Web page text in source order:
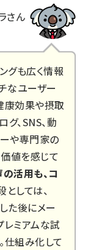
さん
グも広く情報
なユーザー
康効果や摂取
、SNS、動
や専門家の
値を感じて
活用も、コ
としては、
た後にメー
レミアムな試
仕組み化して